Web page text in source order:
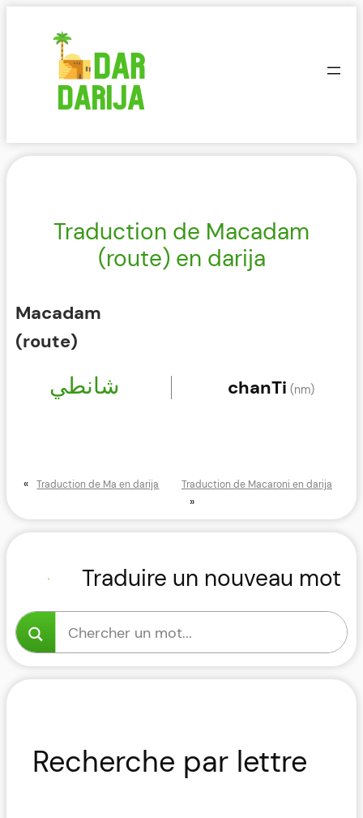
Traduction de Macadam
(route) en darija
Macadam
(route)
شانطي chanTi (nm)
« Traduction de Ma en darija Traduction de Macaroni en darija
»
Traduire un nouveau mot
Recherche par lettre